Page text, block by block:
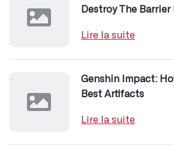
Destroy The Barrier
Lire la suite
Genshin Impact:
Best Artifacts
Lire la suite